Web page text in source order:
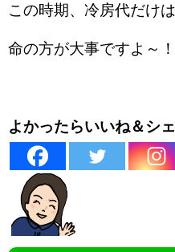
この時期、冷房代だけ
命の方が大事ですよ～！
よかったらいいね＆シ